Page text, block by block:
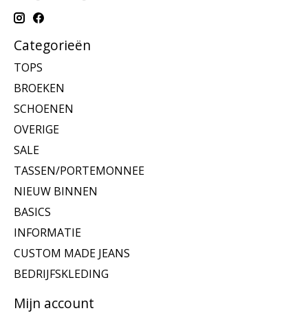
Categorieën
TOPS
BROEKEN
SCHOENEN
OVERIGE
SALE
TASSEN/PORTEMONNEE
NIEUW BINNEN
BASICS
INFORMATIE
CUSTOM MADE JEANS
BEDRIJFSKLEDING
Mijn account